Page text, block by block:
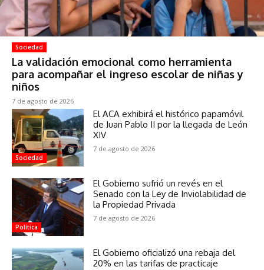
Sociedad
La validación emocional como herramienta
para acompañar el ingreso escolar de niñas y
niños
7 de agosto de 2026
Sociedad
El ACA exhibirá el histórico papamóvil
de Juan Pablo II por la llegada de León
XIV
7 de agosto de 2026
Política
El Gobierno sufrió un revés en el
Senado con la Ley de Inviolabilidad de
la Propiedad Privada
7 de agosto de 2026
El Gobierno oficializó una rebaja del
20% en las tarifas de practicaje